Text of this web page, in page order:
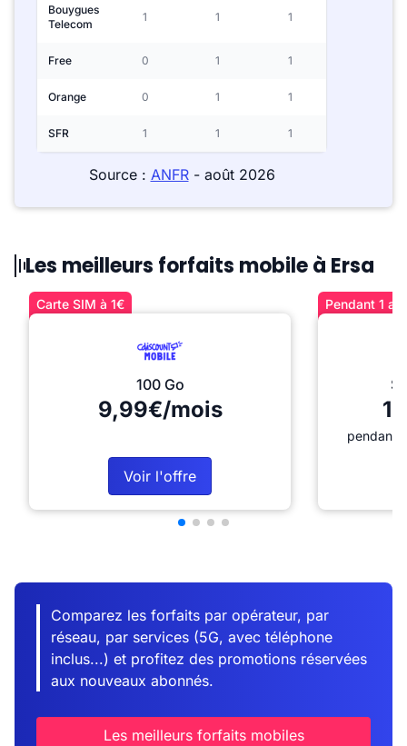
Bouygues
Telecom
1 1 1
Free 0 1 1
Orange 0 1 1
SFR 1 1 1
Source : ANFR- août 2026
Les meilleurs forfaits mobile à Ersa
Carte SIM à 1€
100 Go
9,99€/mois
Voir l'offre
Pendant 1
pendant
Comparez les forfaits par opérateur, par
réseau, par services (5G, avec téléphone
inclus...) et profitez des promotions réservées
aux nouveaux abonnés.
Les meilleurs forfaits mobiles